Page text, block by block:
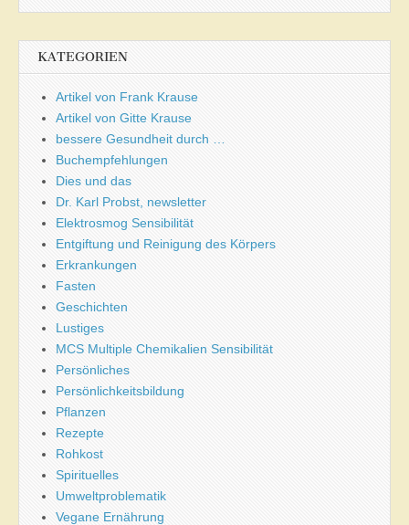
KATEGORIEN
Artikel von Frank Krause
Artikel von Gitte Krause
bessere Gesundheit durch …
Buchempfehlungen
Dies und das
Dr. Karl Probst, newsletter
Elektrosmog Sensibilität
Entgiftung und Reinigung des Körpers
Erkrankungen
Fasten
Geschichten
Lustiges
MCS Multiple Chemikalien Sensibilität
Persönliches
Persönlichkeitsbildung
Pflanzen
Rezepte
Rohkost
Spirituelles
Umweltproblematik
Vegane Ernährung